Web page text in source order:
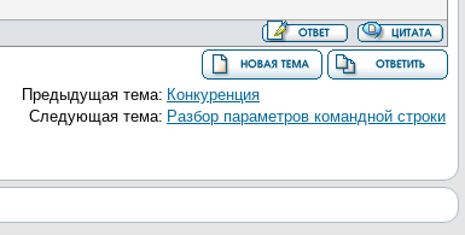
Предыдущая тема: Конкуренция
Следующая тема: Разбор параметров командной строки